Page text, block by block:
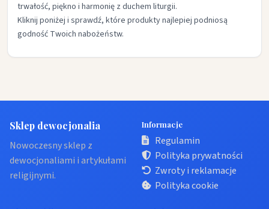
trwałość, piękno i harmonię z duchem liturgii.
Kliknij poniżej i sprawdź, które produkty najlepiej podniosą
godność Twoich nabożeństw.
Sklep dewocjonalia
Nowoczesny sklep z
dewocjonaliami i artykułami
religijnymi.
Informacje
Regulamin
Polityka prywatności
Zwroty i reklamacje
Polityka cookie